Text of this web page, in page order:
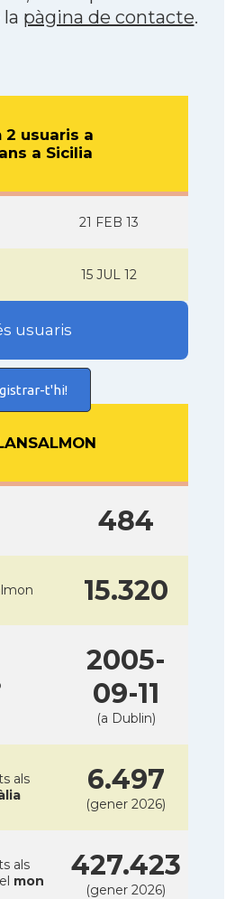
pàgina de contacte.
2 usuaris a
a Sicilia
21 FEB 13
15 JUL 12
usuaris
t'hi!
484
15.320
2005-
09-11
(a Dublin)
als
6.497
(gener 2026)
als
mon 427.423
(gener 2026)